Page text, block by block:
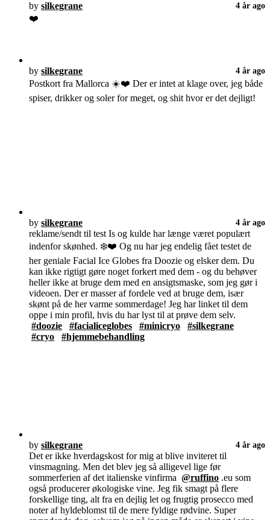
by silkegrane 4 år ago
❤️
by silkegrane 4 år ago
Postkort fra Mallorca ☀️❤️ Der er intet at klage over, jeg både
spiser, drikker og soler for meget, og shit hvor er det dejligt!
by silkegrane 4 år ago
reklame/sendt til test Is og kulde har længe været populært
indenfor skønhed. ❄️❤️ Og nu har jeg endelig fået testet de
her geniale Facial Ice Globes fra Doozie og elsker dem. Du
kan ikke rigtigt gøre noget forkert med dem - og du behøver
heller ikke at bruge dem med en ansigtsmaske, som jeg gør i
videoen. Der er masser af fordele ved at bruge dem, især
skønt på de her varme sommerdage! Jeg har linket til dem
oppe i min profil, hvis du har lyst til at prøve dem selv.
#doozie
#facialiceglobes #minicryo
#silkegrane
#cryo
#hjemmebehandling
by silkegrane 4 år ago
Det er ikke hverdagskost for mig at blive inviteret til
vinsmagning. Men det blev jeg så alligevel lige før
sommerferien af det italienske vinfirma @ruffino .eu som
også producerer økologiske vine. Jeg fik smagt på flere
forskellige ting, alt fra en dejlig let og frugtig prosecco med
noter af hyldeblomst til de mere fyldige rødvine. Super